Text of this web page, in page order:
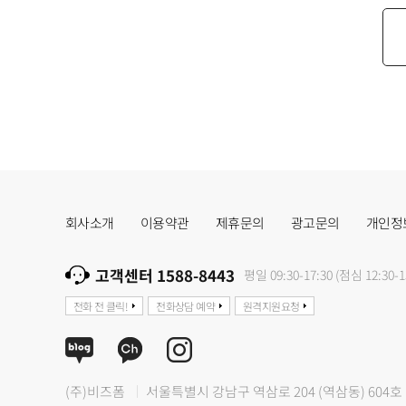
회사소개 이용약관 제휴문의 광고문의 개인
고객센터 1588-8443 평일 09:30-17:30 (점심 12:30-
전화 전 클릭! 전화상담 예약 원격지원요청
(주)비즈폼 서울특별시 강남구 역삼로 204 (역삼동) 604호